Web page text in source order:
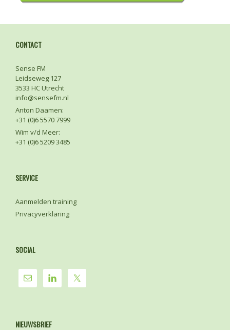
CONTACT
Sense FM
Leidseweg 127
3533 HC Utrecht
info@sensefm.nl
Anton Daamen:
+31 (0)6 5570 7999
Wim v/d Meer:
+31 (0)6 5209 3485
SERVICE
Aanmelden training
Privacyverklaring
SOCIAL
NIEUWSBRIEF